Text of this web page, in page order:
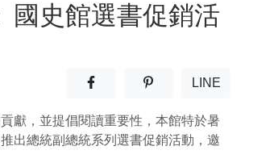
國史館選書促銷活
分享至facebook(另開新視窗)
分享至噗浪(另開新視窗)
LINE
獻，並提倡閱讀重要性，本館特於暑
出總統副總統系列選書促銷活動，邀